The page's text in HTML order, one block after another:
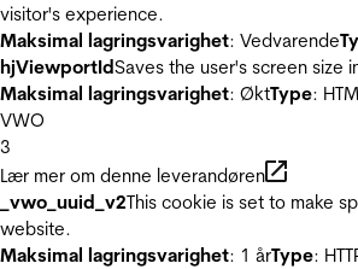
visitor's experience.
Maksimal lagringsvarighet: Vedvarende
hjViewportIdSaves the user's screen size
Maksimal lagringsvarighet: ØktType:
VWO
3
Lær mer om denne leverandøren
_vwo_uuid_v2This cookie is set to make
website.
Maksimal lagringsvarighet: 1 årType: